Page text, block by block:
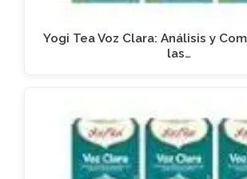
Yogi Tea Voz Clara: Análisis y
las…